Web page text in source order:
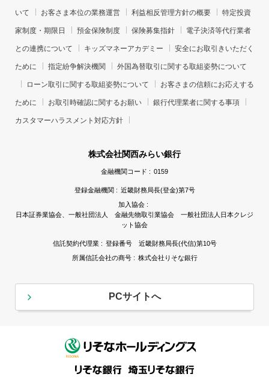
いて お客さま本位の業務運営 利益相反管理方針の概要 特定投資
家制度・期限日 預金保険制度 保険募集指針 電子決済等代行業者
との連携について キッズマネーアカデミー 安全にお取引きいただく
ために 指定紛争解決機関 外国為替取引に関する取組姿勢について
ローン取引に関する取組姿勢について お客さまの信頼にお応えする
ために お取引時確認に関するお願い 銀行代理業者に関する事項
カスタマーハラスメント対応方針
株式会社関西みらい銀行
金融機関コード : 0159
登録金融機関 : 近畿財務局長(登金)第7号
加入協会 :
日本証券業協会、一般社団法人 金融先物取引業協会 一般社団法人日本クレジ
ット協会
信託契約代理業 : 登録番号 近畿財務局長(代信)第10号
所属信託会社の商号 : 株式会社りそな銀行
PCサイトへ